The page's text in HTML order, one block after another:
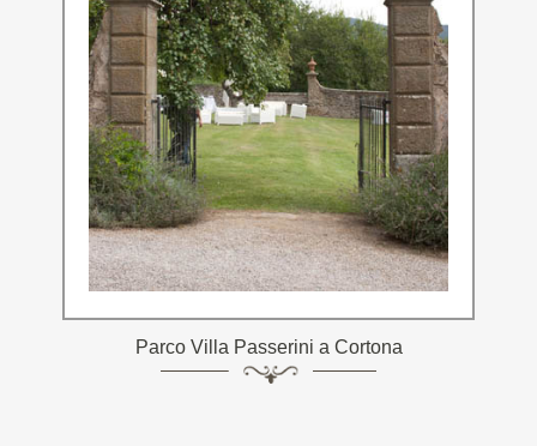
Parco Villa Passerini a Cortona